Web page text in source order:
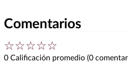
Comentarios
☆☆☆☆☆
0 Calificación promedio (0